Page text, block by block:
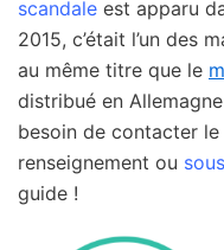
scandale est apparu
2015, c’était l’un des
au même titre que le
distribué en
besoin de contacter
renseignement ou
guide !